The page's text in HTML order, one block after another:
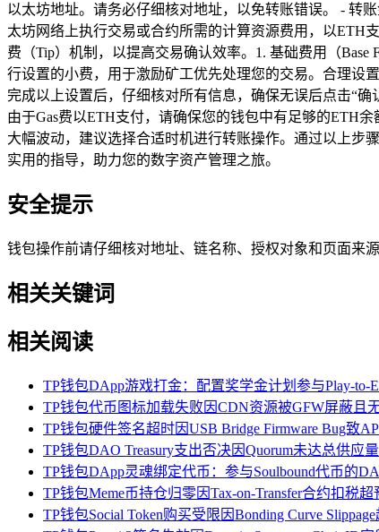
以太坊地址。请务必仔细核对地址，以免转账错误。 - 转
太坊网络上执行交易或合约所需的计算资源费用，以ETH
费（Tip）机制，以提高交易确认效率。1. 基础费用（
行设置的小费，用于激励矿工优先处理您的交易。合理设
完成以上设置后，仔细核对所有信息，确保无误后点击“
由于Gas费以ETH支付，请确保您的钱包中有足够的ETH
大幅波动，建议选择合适时机进行转账操作。通过以上步
实用的指导，助力您的数字资产管理之旅。
安全提示
钱包操作前请仔细核对地址、链名称、授权对象和页面来
相关关键词
相关阅读
TP钱包DApp游戏打金：配置奖学金计划参与Play-to-
TP钱包代币图标加载失败因CDN资源被GFW屏蔽且
TP钱包硬件签名超时因USB Bridge Firmware Bug致
TP钱包DAO Treasury支出否决因Quorum未达总供应
TP钱包DApp灵魂绑定代币：参与Soulbound代币的
TP钱包Meme币持仓归零因Tax-on-Transfer合约扣税超
TP钱包Social Token购买受限因Bonding Curve Slippage